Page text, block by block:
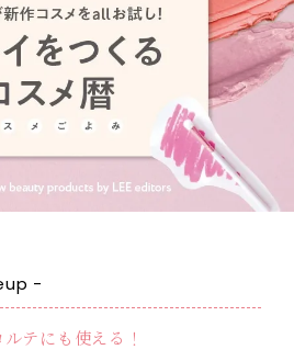
-
テにも使える！